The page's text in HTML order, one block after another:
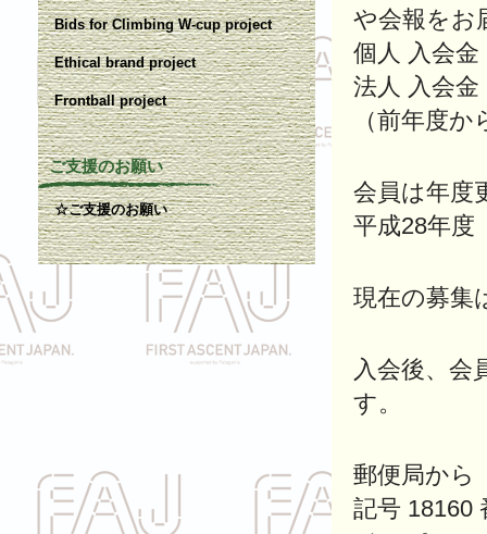
や会報をお
個人 入会
法人 入会
（前年度
会員は年度
平成28年度
現在の募集
入会後、会
す。
郵便局から
記号 18160
Bids for Climbing W-cup project
Ethical brand project
Frontball project
ご支援のお願い
☆ご支援のお願い